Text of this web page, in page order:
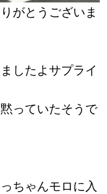
がとうございま
したよサプライ
っていたそうで
ちゃんモロに入